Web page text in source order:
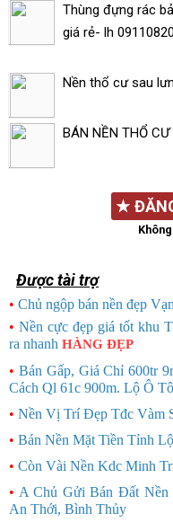
Thùng đựng rác
giá rẻ- lh
Nền thổ cư sau
BÁN NỀN THỔ
★
Được tài trợ
• Chủ ngộp bán nền đẹp
• Nền cực đẹp giá tốt khu
ra nhanh HÀNG ĐẸP
• Bán Gấp, Giá Chỉ 600tr
Cách Ql 61c 900m. Lộ Ô Tô
• Nền Vị Trí Đẹp Tđc Vàm
• Bán Nền Mặt Tiền Tỉnh
• Còn Vài Nền Kdc Minh
• A Chủ Gửi Bán Đất Nền
An Thới, Bình Thủy